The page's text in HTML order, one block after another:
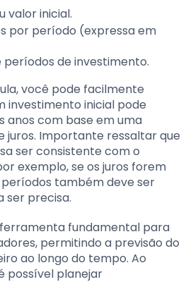
valor inicial.
por período (expressa em
de investimento.
você pode facilmente
investimento inicial pode
anos com base em uma
juros. Importante ressaltar que
ser consistente com o
exemplo, se os juros forem
períodos também deve ser
ser precisa.
fundamental para
permitindo a previsão do
ao longo do tempo. Ao
possível planejar